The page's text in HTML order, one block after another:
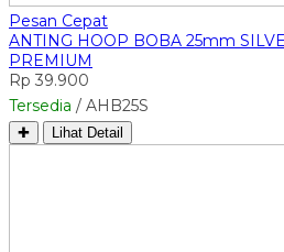
Pesan Cepat
ANTING HOOP BOBA 25mm
PREMIUM
Rp 39.900
Tersedia / AHB25S
✚ Lihat Detail